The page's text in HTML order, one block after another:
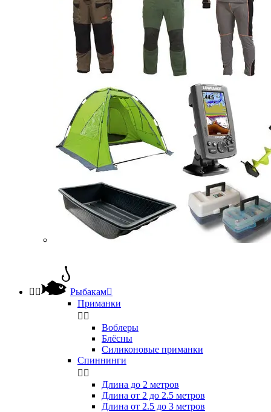
  Рыбакам
Приманки
 
Воблеры
Блёсны
Силиконовые приманки
Спиннинги
 
Длина до 2 метров
Длина от 2 до 2.5 метров
Длина от 2.5 до 3 метров